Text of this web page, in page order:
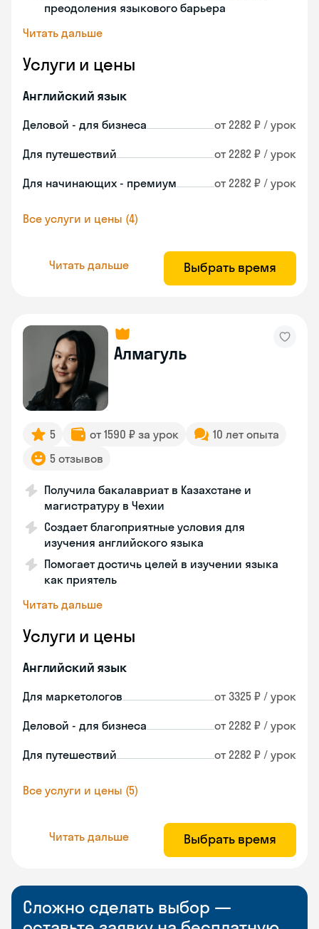
преодоления языкового барьера
Читать дальше
Услуги и цены
Английский язык
Деловой - для бизнеса от 2282 ₽ / урок
Для путешествий от 2282 ₽ / урок
Для начинающих - премиум от 2282 ₽ / урок
Все услуги и цены (4)
Читать дальше Выбрать время
Алмагуль
5 от 1590 ₽ за урок
10 лет опыта
5 отзывов
Получила бакалавриат в Казахстане и
магистратуру в Чехии
Создает благоприятные условия для
изучения английского языка
Помогает достичь целей в изучении языка
как приятель
Читать дальше
Услуги и цены
Английский язык
Для маркетологов от 3325 ₽ / урок
Деловой - для бизнеса от 2282 ₽ / урок
Для путешествий от 2282 ₽ / урок
Все услуги и цены (5)
Читать дальше Выбрать время
Сложно сделать выбор —